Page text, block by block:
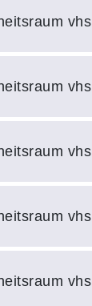
vhs
vhs
vhs
vhs
vhs